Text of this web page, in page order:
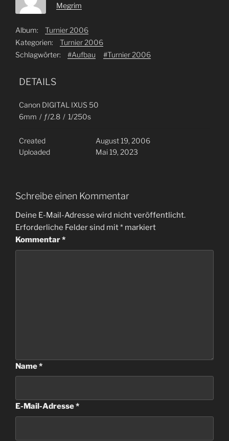
Megrim
Album:
Turnier 2006
Kategorien:
Turnier 2006
Schlagwörter:
#Aufbau #Turnier 2006
DETAILS
Canon DIGITAL IXUS 50
6mm / ƒ/2.8 / 1/250s
Created
August 19, 2006
Uploaded
Mai 19, 2023
Schreibe einen Kommentar
Deine E-Mail-Adresse wird nicht veröffentlicht.
Erforderliche Felder sind mit* markiert
Kommentar*
Name*
E-Mail-Adresse*